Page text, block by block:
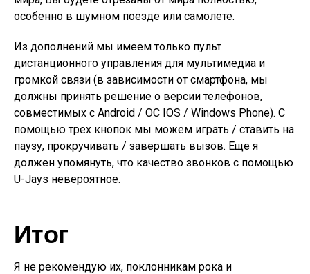
особенно в шумном поезде или самолете.
Из дополнений мы имеем только пульт
дистанционного управления для мультимедиа и
громкой связи (в зависимости от смартфона, мы
должны принять решение о версии телефонов,
совместимых с Android / ОС IOS / Windows Phone). С
помощью трех кнопок мы можем играть / ставить на
паузу, прокручивать / завершать вызов. Еще я
должен упомянуть, что качество звонков с помощью
U-Jays невероятное.
Итог
Я не рекомендую их, поклонникам рока и